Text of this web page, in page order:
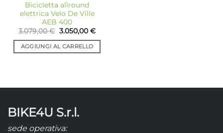
Bicicletta allround
elettrica Velo De Ville
AEB 400
3.079,00€ Il
prezzo
originale
era:
3.050,00 €Il
attuale
AGGIUNGI AL CARRELLO
BIKE4U S.r.l.
sede operativa: